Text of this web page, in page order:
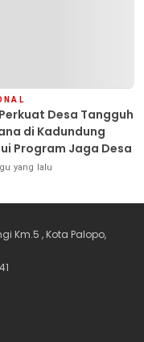
Desa Tangguh
di Kadundung
Program Jaga Desa
yang lalu
Km.5 , Kota Palopo,